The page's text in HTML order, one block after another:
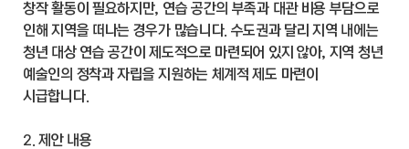
창작 활동이 필요하지만, 연습 공간의 부족과 대관 비용 부담으로
인해 지역을 떠나는 경우가 많습니다. 수도권과 달리 지역 내에는
청년 대상 연습 공간이 제도적으로 마련되어 있지 않아, 지역 청년
예술인의 정착과 자립을 지원하는 체계적 제도 마련이
시급합니다.
2. 제안 내용